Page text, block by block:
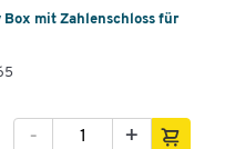
Box mit Zahlenschloss für
+
-